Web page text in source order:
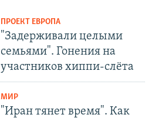
ПРОЕКТ ЕВРОПА
"Задерживали целыми
семьями". Гонения на
участников хиппи-слёта
МИР
"Иран тянет время". Как